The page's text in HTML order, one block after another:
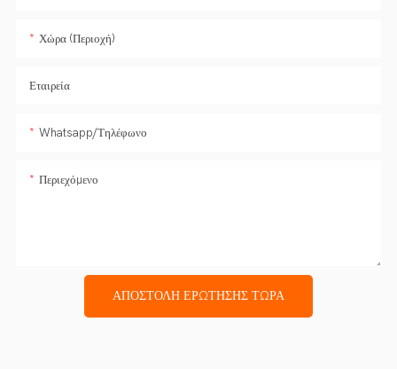
Χώρα (Περιοχή)
Εταιρεία
Whatsapp/Τηλέφωνο
Περιεχόμενο
ΑΠΟΣΤΟΛΉ ΕΡΏΤΗΣΗΣ ΤΏΡΑ